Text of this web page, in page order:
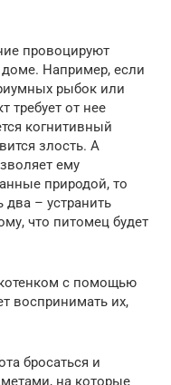
провоцируют
Например, если
рыбок или
требует от нее
когнитивный
злость. А
ему
природой, то
два – устранить
что питомец будет
котенком с помощью
воспринимать их,
бросаться и
на которые